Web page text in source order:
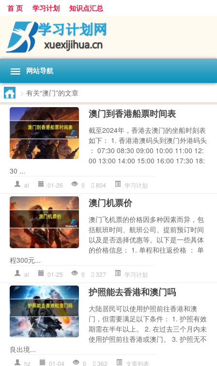
首 页 学习计划 知识点汇总
网站导航
> 有关“澳门”的文章
澳门到香港船票时间表
截至2024年，香港去澳门的坐船时刻表
如下： 1. 香港港澳码头到澳门外港码头
： 07:30 08:30 09:00 10:00 11:00 12:
00 13:00 14:00 15:00 16:00 17:30 18:
30 ...
al 01-26 0 804 学习计划
澳门机票价
澳门飞机票的价格因多种因素而异，包
括航班时间、航班公司、提前预订时间
以及是否选择优惠等。以下是一些具体
的价格信息： 1. 单程和往返价格 ： 单
程300元...
al 01-25 0 327 学习计划
护照能去香港和澳门吗
大陆居民可以使用护照前往香港和澳
门，但需要满足以下条件： 1. 护照有效
期需在半年以上。 2. 在过去三个月内未
使用护照前往香港或澳门。 3. 护照无不
良出境...
hz 01-04 0 362 文章列表